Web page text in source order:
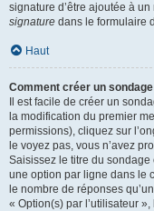
signature d’être ajoutée à
signature dans le formulaire
Haut
Comment créer un
Il est facile de créer un
la modification du premier
permissions), cliquez sur
le voyez pas, vous n’avez
Saisissez le titre du
une option par ligne dans le
le nombre de réponses
« Option(s) par l’utilisateur